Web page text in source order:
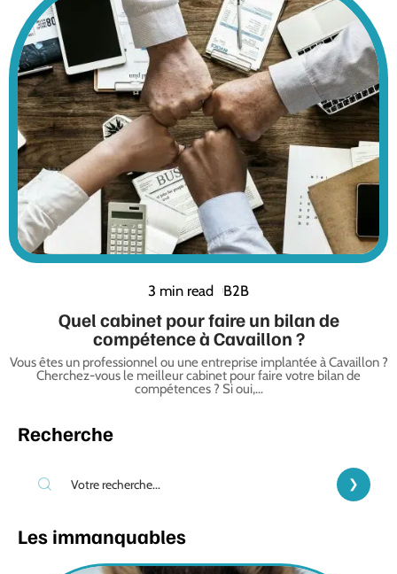
3 min read B2B
Quel cabinet pour faire un bilan de
compétence à Cavaillon ?
Vous êtes un professionnel ou une entreprise implantée à Cavaillon ?
Cherchez-vous le meilleur cabinet pour faire votre bilan de
compétences ? Si oui,…
Recherche
Les immanquables